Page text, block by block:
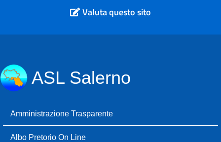
Valuta questo sito
ASL Salerno
Amministrazione Trasparente
Albo Pretorio On Line